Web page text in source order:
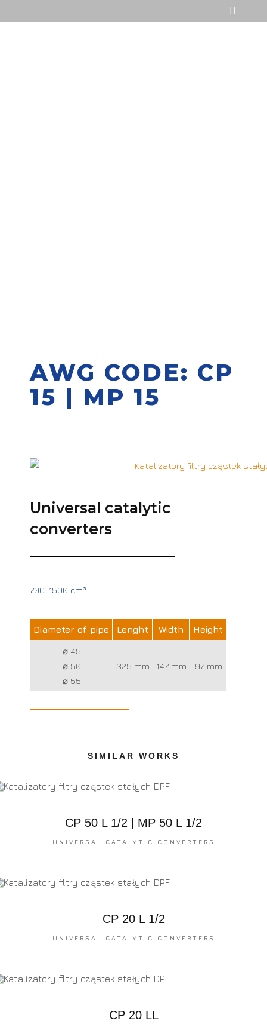
AWG CODE: CP
15 | MP 15
Universal catalytic
converters
700-1500 cm³
Diameter of pipe Lenght Width Height
⌀ 45
⌀ 50
⌀ 55
325 mm 147 mm 97 mm
SIMILAR WORKS
CP 50 L 1/2 | MP 50 L 1/2
UNIVERSAL CATALYTIC CONVERTERS
CP 20 L 1/2
UNIVERSAL CATALYTIC CONVERTERS
CP 20 LL